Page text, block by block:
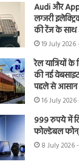
Audi और
लग्जरी
की रेंज के
19 July
रेल यात्रियों
की नई
पहले से
16 July 2026
999 रुपये में
फोल्डेबल
8 July 2026